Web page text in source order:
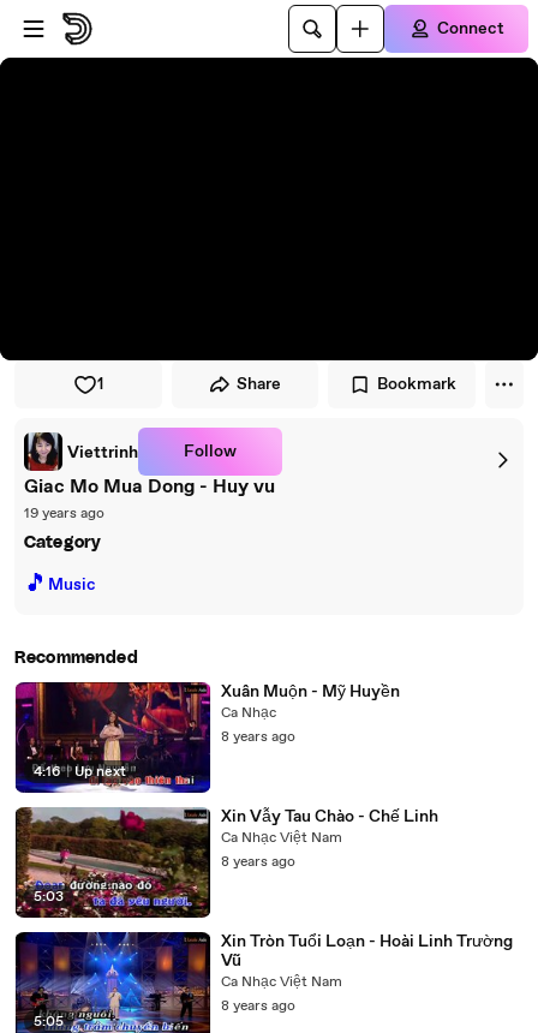
Skip to player
Skip to main content
Connect
1 Share Bookmark
Viettrinh Follow
Giac Mo Mua Dong - Huy vu
19 years ago
Category
🎵 Music
Recommended
4:16 | Up next
Xuân Muộn - Mỹ Huyền
Ca Nhạc
8 years ago
5:03
Xin Vẫy Tau Chào - Chế Linh
Ca Nhạc Việt Nam
8 years ago
5:05
Xin Tròn Tuổi Loạn - Hoài Linh Trường
Vũ
Ca Nhạc Việt Nam
8 years ago